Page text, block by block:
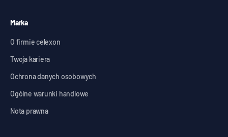
Marka
O firmie celexon
Twoja kariera
Ochrona danych osobowych
Ogólne warunki handlowe
Nota prawna